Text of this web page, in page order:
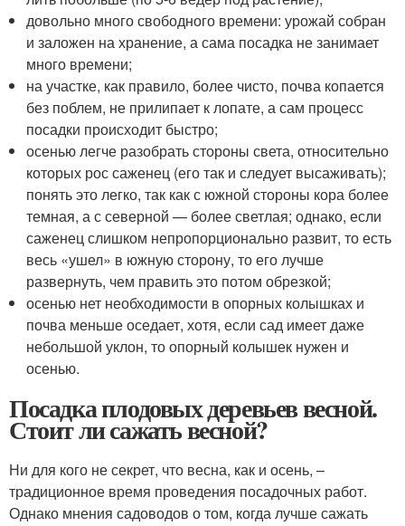
довольно много свободного времени: урожай собран
и заложен на хранение, а сама посадка не занимает
много времени;
на участке, как правило, более чисто, почва копается
без поблем, не прилипает к лопате, а сам процесс
посадки происходит быстро;
осенью легче разобрать стороны света, относительно
которых рос саженец (его так и следует высаживать);
понять это легко, так как с южной стороны кора более
темная, а с северной — более светлая; однако, если
саженец слишком непропорционально развит, то есть
весь «ушел» в южную сторону, то его лучше
развернуть, чем править это потом обрезкой;
осенью нет необходимости в опорных колышках и
почва меньше оседает, хотя, если сад имеет даже
небольшой уклон, то опорный колышек нужен и
осенью.
Посадка плодовых деревьев весной.
Стоит ли сажать весной?
Ни для кого не секрет, что весна, как и осень, –
традиционное время проведения посадочных работ.
Однако мнения садоводов о том, когда лучше сажать